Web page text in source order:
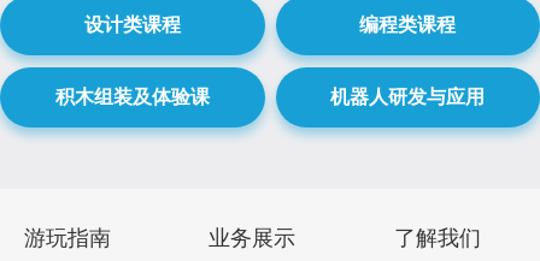
设计类课程 编程类课程
积木组装及体验课 机器人研发与应用
游玩指南 业务展示 了解我们